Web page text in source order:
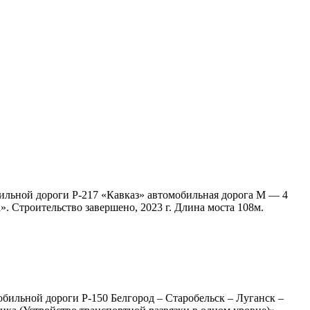
дороги Р-217 «Кавказ» автомобильная дорога М — 4
завершено, 2023 г. Длина моста 108м.
дороги Р-150 Белгород – Старобельск – Луганск –